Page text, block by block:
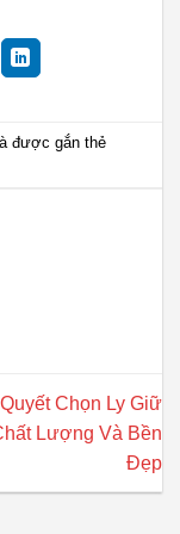
được gắn thẻ
Chọn Ly Giữ
Lượng Và Bền
Đẹp